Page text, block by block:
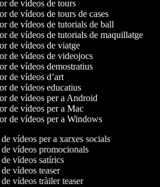
de vídeos de tours
de vídeos de tours de cases
de vídeos de tutorials de ball
de vídeos de tutorials de maquillatge
de vídeos de viatge
de vídeos de videojocs
de vídeos demostratius
de vídeos d’art
de vídeos educatius
de vídeos per a Android
de vídeos per a Mac
de vídeos per a Windows
vídeos per a xarxes socials
vídeos promocionals
vídeos satírics
vídeos teaser
vídeos tràiler teaser